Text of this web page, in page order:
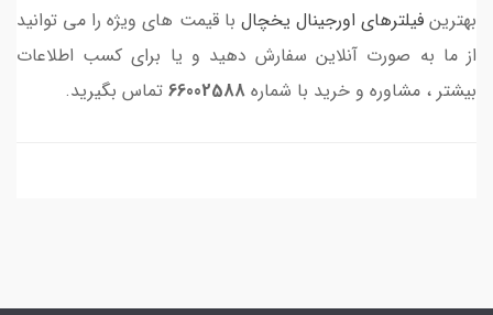
بهترینفیلترهای اورجینال یخچال با قیمت های ویژه را می توانید
از ما به صورت آنلاین سفارش دهید و یا برای کسب اطلاعات
بیشتر ، مشاوره و خرید با شماره 66002588 تماس بگیرید.